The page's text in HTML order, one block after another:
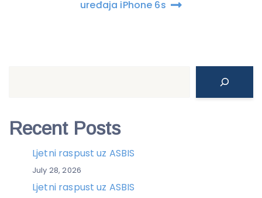
uređaja iPhone 6s
Recent Posts
Ljetni raspust uz ASBIS
July 28, 2026
Ljetni raspust uz ASBIS